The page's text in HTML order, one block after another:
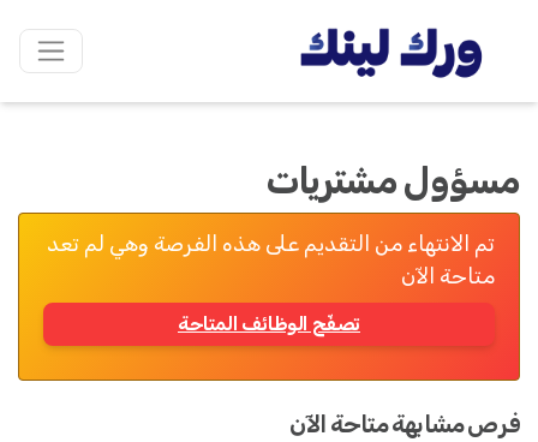
مسؤول مشتريات
تم الانتهاء من التقديم على هذه الفرصة وهي لم تعد
متاحة الآن
تصفّح الوظائف المتاحة
فرص مشابهة متاحة الآن